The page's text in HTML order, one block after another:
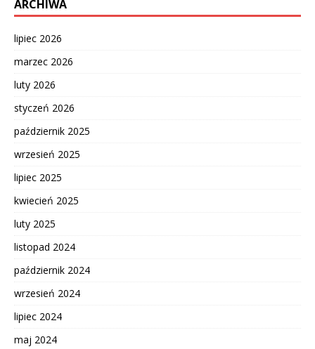
ARCHIWA
lipiec 2026
marzec 2026
luty 2026
styczeń 2026
październik 2025
wrzesień 2025
lipiec 2025
kwiecień 2025
luty 2025
listopad 2024
październik 2024
wrzesień 2024
lipiec 2024
maj 2024